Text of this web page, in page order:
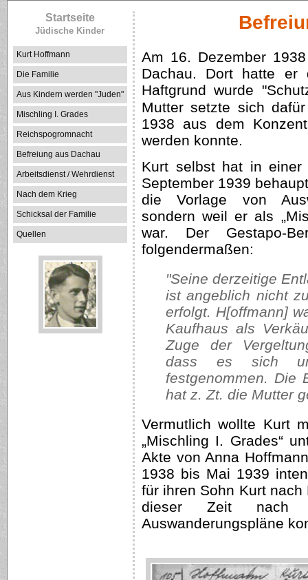
Startseite
Jüdische Kinder
Kurt Hoffmann
Die Familie
Aus Kindern werden "Juden"
Mischling I. Grades
Reichspogromnacht
Befreiung aus Dachau
Arbeitsdienst / Wehrdienst
Nach dem Krieg
Schicksal der Familie
Quellen
Am 16. Dezember
Dachau. Dort hatte er
Haftgrund wurde
Mutter setzte sich
1938 aus dem
werden konnte.
Kurt selbst hat in einer
September 1939
die Vorlage von
sondern weil er als
war. Der Gestapo-
folgendermaßen:
"Seine derzeitige
ist angeblich nicht
erfolgt. H[offmann]
Kaufhaus als
Zuge der
dass es sich
festgenommen. Die
hat z. Zt. die Mutter
Vermutlich wollte Kurt
„Mischling I. Grades“
Akte von Anna
1938 bis Mai 1939
für ihren Sohn Kurt
dieser Zeit nach
Auswanderungspläne